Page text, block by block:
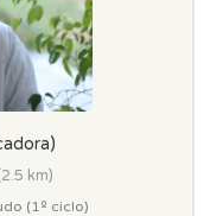
km)
(1º ciclo)